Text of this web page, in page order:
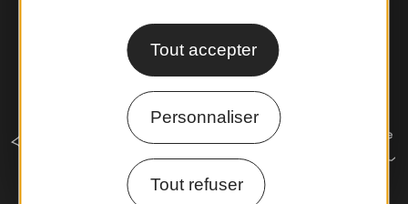
Tout accepter
Personnaliser
Tout refuser